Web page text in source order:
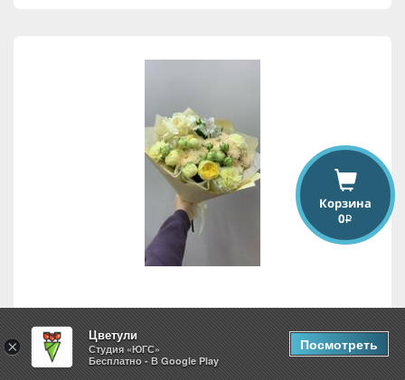
Весенняя симфония
Корзина
0i
×
Цветули
Студия «ЮГС»
Бесплатно - В Google Play
Посмотреть